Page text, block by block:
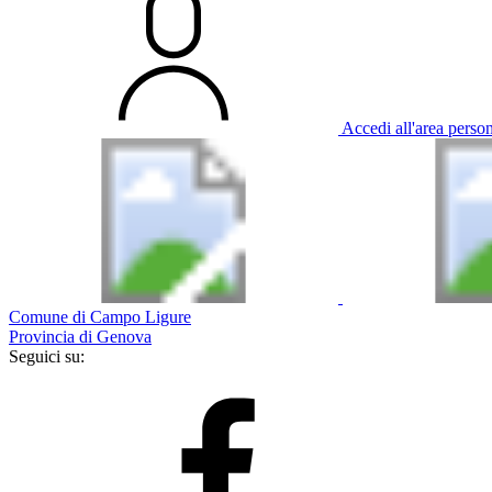
Accedi all'area
Comune di Campo Ligure
Provincia di Genova
Seguici su: